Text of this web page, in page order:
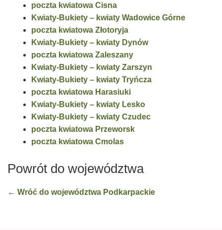
poczta kwiatowa Cisna
Kwiaty-Bukiety – kwiaty Wadowice Górne
poczta kwiatowa Złotoryja
Kwiaty-Bukiety – kwiaty Dynów
poczta kwiatowa Zaleszany
Kwiaty-Bukiety – kwiaty Zarszyn
Kwiaty-Bukiety – kwiaty Tryńcza
poczta kwiatowa Harasiuki
Kwiaty-Bukiety – kwiaty Lesko
Kwiaty-Bukiety – kwiaty Czudec
poczta kwiatowa Przeworsk
poczta kwiatowa Cmolas
Powrót do województwa
← Wróć do województwa Podkarpackie